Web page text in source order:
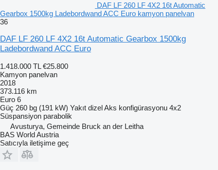
DAF LF 260 LF 4X2 16t Automatic
Gearbox 1500kg Ladebordwand ACC Euro kamyon panelvan
36
DAF LF 260 LF 4X2 16t Automatic Gearbox 1500kg
Ladebordwand ACC Euro
1.418.000 TL €25.800
Kamyon panelvan
2018
373.116 km
Euro 6
Güç 260 bg (191 kW) Yakıt dizelAks konfigürasyonu 4x2
Süspansiyon parabolik
Avusturya, Gemeinde Bruck an der Leitha
BAS World Austria
Satıcıyla iletişime geç